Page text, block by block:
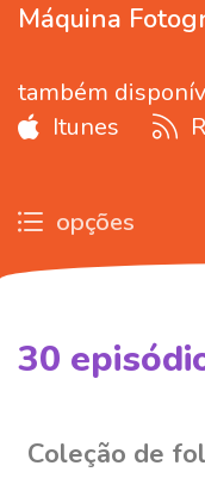
Máquina
também
Itunes
opções
30
Coleção de